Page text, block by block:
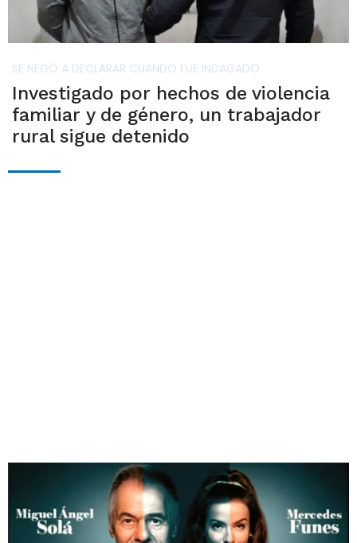
SE NEGÓ A DECLARAR CUANDO FUE INDAGADO
Investigado por hechos de violencia
familiar y de género, un trabajador
rural sigue detenido